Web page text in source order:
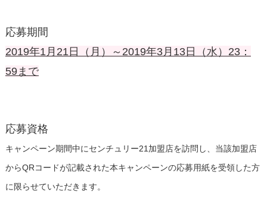
応募期間
2019年1月21日（月）～2019年3月13日（水）23：
59まで
応募資格
キャンペーン期間中にセンチュリー21加盟店を訪問し、当該加盟店
からQRコードが記載された本キャンペーンの応募用紙を受領した方
に限らせていただきます。